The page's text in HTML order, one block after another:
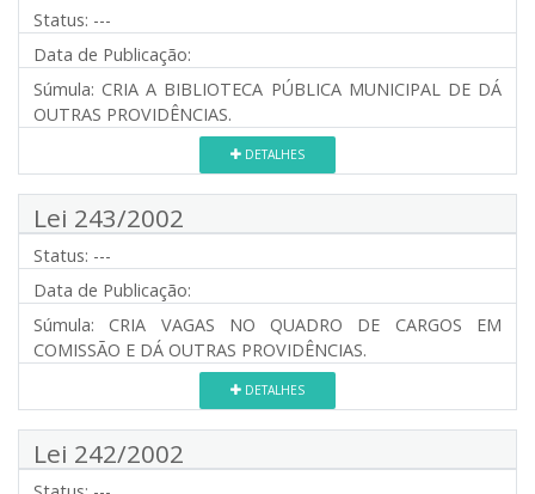
Status: ---
Data de Publicação:
Súmula: CRIA A BIBLIOTECA PÚBLICA MUNICIPAL DE DÁ
OUTRAS PROVIDÊNCIAS.
DETALHES
Lei 243/2002
Status: ---
Data de Publicação:
Súmula: CRIA VAGAS NO QUADRO DE CARGOS EM
COMISSÃO E DÁ OUTRAS PROVIDÊNCIAS.
DETALHES
Lei 242/2002